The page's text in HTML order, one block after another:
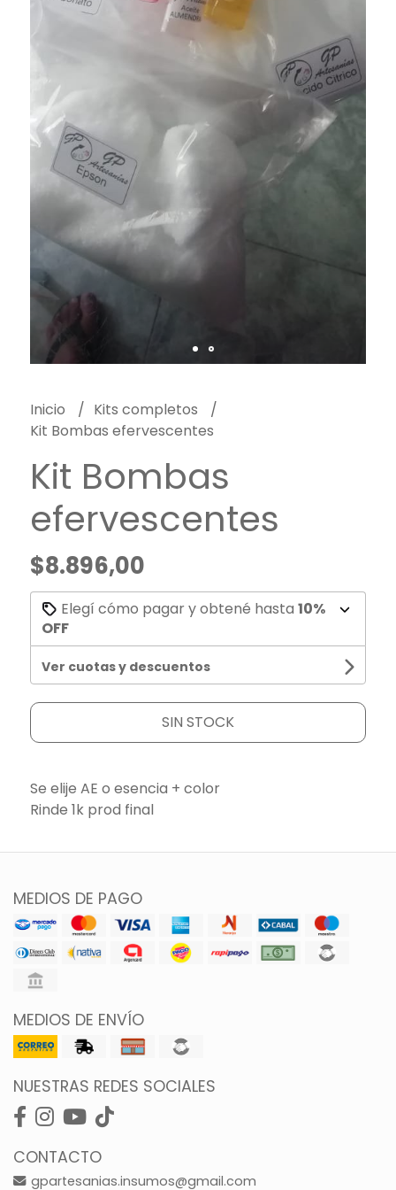
Inicio
Kits completos
Kit Bombas efervescentes
Kit Bombas
efervescentes
$8.896,00
Elegí cómo pagar y obtené hasta 10%
OFF
Ver cuotas y descuentos
SIN STOCK
Se elije AE o esencia + color
Rinde 1k prod final
MEDIOS DE PAGO
MEDIOS DE ENVÍO
NUESTRAS REDES SOCIALES
CONTACTO
gpartesanias.insumos@gmail.com